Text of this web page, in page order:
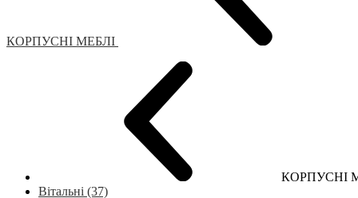
КОРПУСНІ МЕБЛІ
КОРПУСНІ
Вітальні (37)